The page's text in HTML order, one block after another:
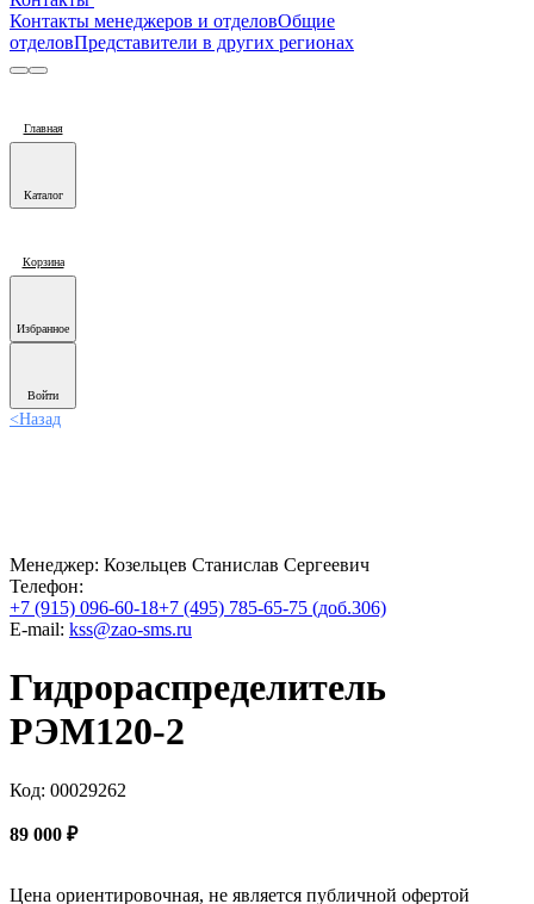
Контакты менеджеров и отделовОбщие
отделовПредставители в других регионах
Главная
Каталог
Корзина
Избранное
Войти
<Назад
Менеджер: Козельцев Станислав Сергеевич
Телефон:
+7 (915) 096-60-18+7 (495) 785-65-75 (доб.306)
E-mail: kss@zao-sms.ru
Гидрораспределитель
РЭМ120-2
Код: 00029262
89 000 ₽
Цена ориентировочная, не является публичной офертой